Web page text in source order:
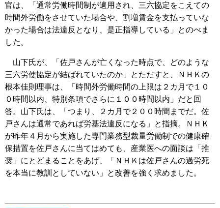
官は、「通常労働時間制が適用され、三六協定をこえての
時間外労働をさせていた場合や、割増賃金を支払っていな
かった場合は法違反となり、是正指導している」とのべま
した。
山下氏が、「佐戸さんが亡くなった時点で、どのような
三六労使協定が結ばれていたのか」とただすと、ＮＨＫの
根本佳則理事は、「時間外労働時間の上限は２カ月で１０
０時間以内、特別条項でさらに１００時間以内」だと回
答。山下氏は、「つまり、２カ月で２００時間までだ。佐
戸さんは通常であれば労基法違反になる」と指摘。ＮＨＫ
が昨年４月から実施した専門業務型裁量労働制での健康確
保措置を佐戸さんに当てはめても、産業医への面談は「推
奨」にとどまることをあげ、「ＮＨＫは佐戸さんの過労死
を本当に教訓としていない」と改善を強く求めました。